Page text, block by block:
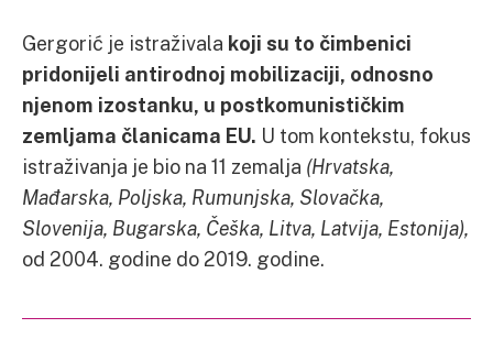
Gergorić je istraživala koji su to čimbenici
pridonijeli antirodnoj mobilizaciji, odnosno
njenom izostanku, u postkomunističkim
zemljama članicama EU. U tom kontekstu, fokus
istraživanja je bio na 11 zemalja (Hrvatska,
Mađarska, Poljska, Rumunjska, Slovačka,
Slovenija, Bugarska, Češka, Litva, Latvija, Estonija),
od 2004. godine do 2019. godine.